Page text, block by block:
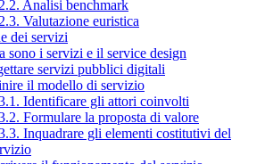
Analisi benchmark
Valutazione euristica
dei servizi
sono i servizi e il service design
servizi pubblici digitali
il modello di servizio
Identificare gli attori coinvolti
Formulare la proposta di valore
Inquadrare gli elementi costitutivi del